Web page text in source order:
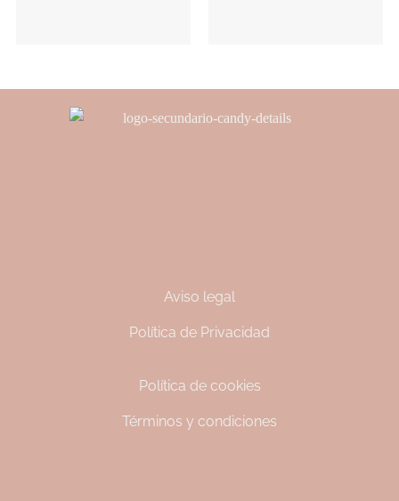
Aviso legal
Política de Privacidad
Política de cookies
Términos y condiciones